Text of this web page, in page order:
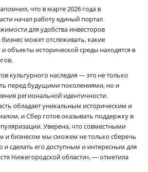
что в марте 2026 года в
начал работу единый портал
для удобства инвесторов
может отслеживать, какие
объекты исторической среды находятся в
культурного наследия — это не только
перед будущими поколениями, но и
региональной идентичности.
обладает уникальным историческим и
и Сбер готов оказывать поддержку в
Уверена, что совместными
и бизнесом мы сможем не только сберечь
и сделать его доступным и интересным для
Нижегородской области», — отметила
×